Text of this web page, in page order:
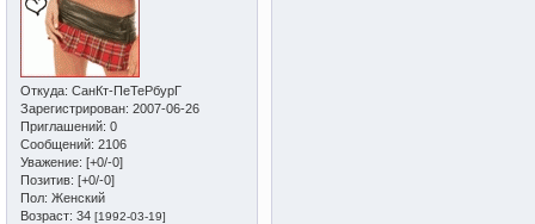
Откуда: СанКт-ПеТеРбурГ
Зарегистрирован: 2007-06-26
Приглашений: 0
Сообщений: 2106
Уважение: [+0/-0]
Позитив: [+0/-0]
Пол: Женский
Возраст: 34 [1992-03-19]